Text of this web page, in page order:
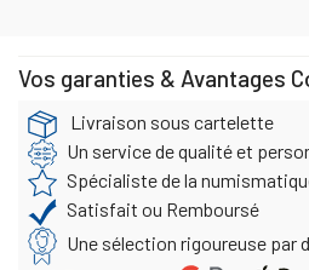
Vos garanties & Avantages
Livraison sous cartelette
Un service de qualité et
Spécialiste de la
Satisfait ou Remboursé
Une sélection rigoureuse par